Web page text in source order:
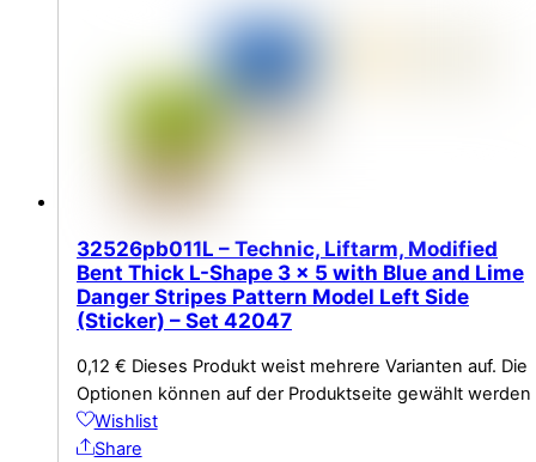
32526pb011L – Technic, Liftarm, Modified
Bent Thick L-Shape 3 x 5 with Blue and Lime
Danger Stripes Pattern Model Left Side
(Sticker) – Set 42047
0,12 € Dieses Produkt weist mehrere Varianten auf. Die
Optionen können auf der Produktseite gewählt werden
Wishlist
Share